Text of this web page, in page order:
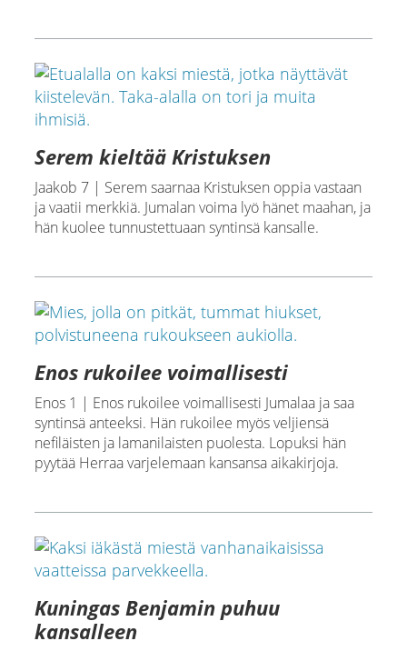
Serem kieltää Kristuksen
Jaakob 7 | Serem saarnaa Kristuksen oppia vastaan
ja vaatii merkkiä. Jumalan voima lyö hänet maahan, ja
hän kuolee tunnustettuaan syntinsä kansalle.
Enos rukoilee voimallisesti
Enos 1 | Enos rukoilee voimallisesti Jumalaa ja saa
syntinsä anteeksi. Hän rukoilee myös veljiensä
nefiläisten ja lamanilaisten puolesta. Lopuksi hän
pyytää Herraa varjelemaan kansansa aikakirjoja.
Kuningas Benjamin puhuu
kansalleen